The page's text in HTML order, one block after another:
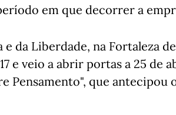
em que decorrer a
e da Liberdade, na Fortaleza
e veio a abrir portas a 25 de
Pensamento", que antecipou